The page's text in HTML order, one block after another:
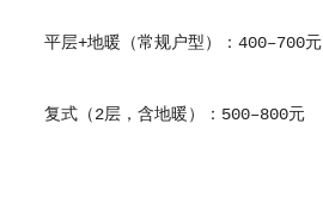
平层+地暖（常规户型）：400–700元
复式（2层，含地暖）：500–800元